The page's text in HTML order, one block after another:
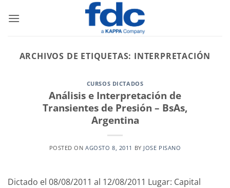
ARCHIVOS DE ETIQUETAS: INTERPRETACIÓN
CURSOS DICTADOS
Análisis e Interpretación de
Transientes de Presión – BsAs,
Argentina
POSTED ONAGOSTO 8, 2011 BY JOSE PISANO
Dictado el 08/08/2011 al 12/08/2011 Lugar: Capital